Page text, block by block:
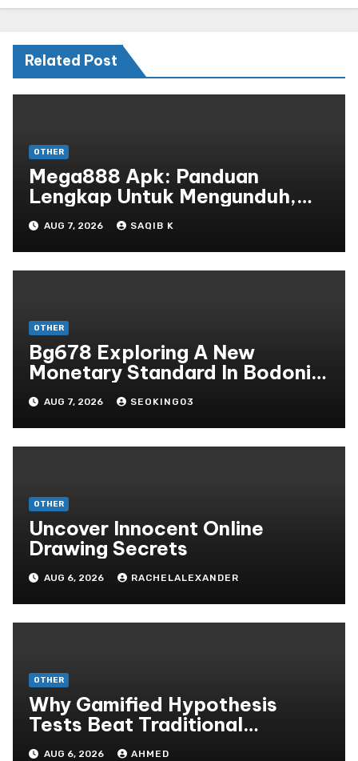
Related Post
OTHER
Mega888 Apk: Panduan
Lengkap Untuk Mengunduh,
Instalasi, Dan Bermain Slot
Online Terpopuler
AUG 7, 2026 SAQIB K
OTHER
Bg678 Exploring A New
Monetary Standard In Bodoni
Online Entertainment
AUG 7, 2026 SEOKING03
OTHER
Uncover Innocent Online
Drawing Secrets
AUG 6, 2026 RACHELALEXANDER
OTHER
Why Gamified Hypothesis
Tests Beat Traditional
Meditate Methods
AUG 6, 2026 AHMED